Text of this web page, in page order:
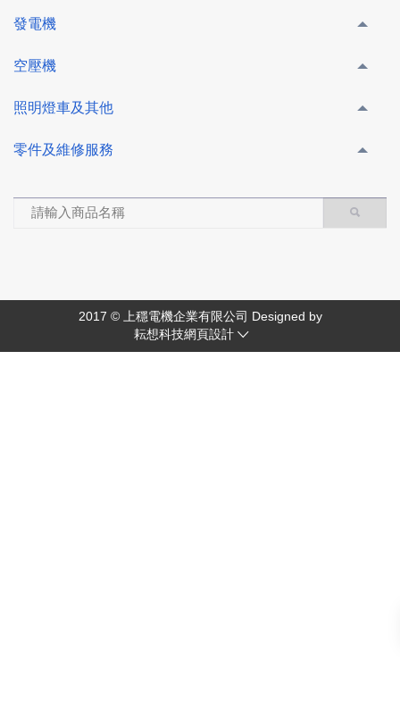
發電機
空壓機
照明燈車及其他
零件及維修服務
2017 © 上穩電機企業有限公司 Designed by
耘想科技網頁設計